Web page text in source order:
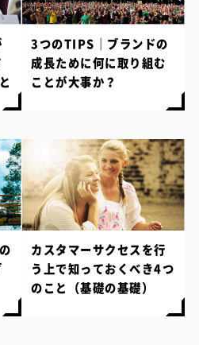
3つのTIPS｜ブランドの
成長ために何に取り組む
ことが大事か？
カスタマーサクセスを行
う上で知っておくべき4つ
のこと（基礎の基礎）